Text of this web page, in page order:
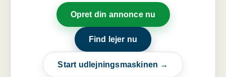
Opret din annonce nu
Find lejer nu
Start udlejningsmaskinen →